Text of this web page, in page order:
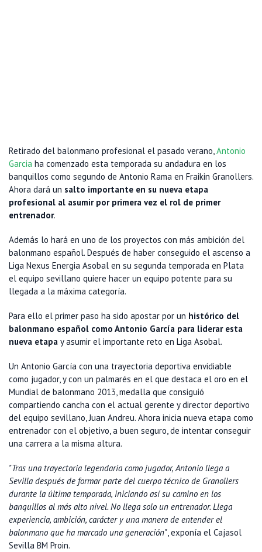
Retirado del balonmano profesional el pasado verano,Antonio
Garcia ha comenzado esta temporada su andadura en los
banquillos como segundo de Antonio Rama en Fraikin Granollers.
Ahora dará un salto importante en su nueva etapa
profesional al asumir por primera vez el rol de primer
entrenador.
Además lo hará en uno de los proyectos con más ambición del
balonmano español. Después de haber conseguido el ascenso a
Liga Nexus Energia Asobal en su segunda temporada en Plata
el equipo sevillano quiere hacer un equipo potente para su
llegada a la máxima categoría.
Para ello el primer paso ha sido apostar por un histórico del
balonmano español como Antonio García para liderar esta
nueva etapa y asumir el importante reto en Liga Asobal.
Un Antonio García con una trayectoria deportiva envidiable
como jugador, y con un palmarés en el que destaca el oro en el
Mundial de balonmano 2013, medalla que consiguió
compartiendo cancha con el actual gerente y director deportivo
del equipo sevillano, Juan Andreu. Ahora inicia nueva etapa como
entrenador con el objetivo, a buen seguro, de intentar conseguir
una carrera a la misma altura.
"Tras una trayectoria legendaria como jugador, Antonio llega a
Sevilla después de formar parte del cuerpo técnico de Granollers
durante la última temporada, iniciando así su camino en los
banquillos al más alto nivel. No llega solo un entrenador. Llega
experiencia, ambición, carácter y una manera de entender el
balonmano que ha marcado una generación", exponía el Cajasol
Sevilla BM Proin.